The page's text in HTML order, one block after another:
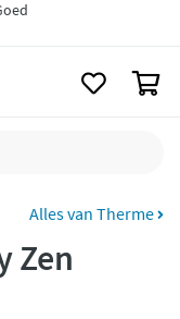
*
Alles van Therme
Zen